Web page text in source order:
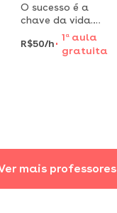
O sucesso é a
chave da vida.
venha realizar o
seu sonho com as
melhores
R$50/h
1 a aula
gratuita
mais professores